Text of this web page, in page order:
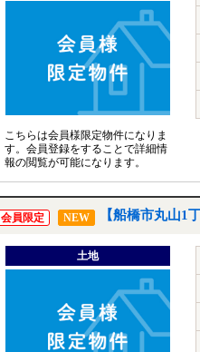
こちらは会員様限定物件になりま
す。会員登録をすることで詳細情
報の閲覧が可能になります。
会員限定 NEW 【船橋市丸山1
土地